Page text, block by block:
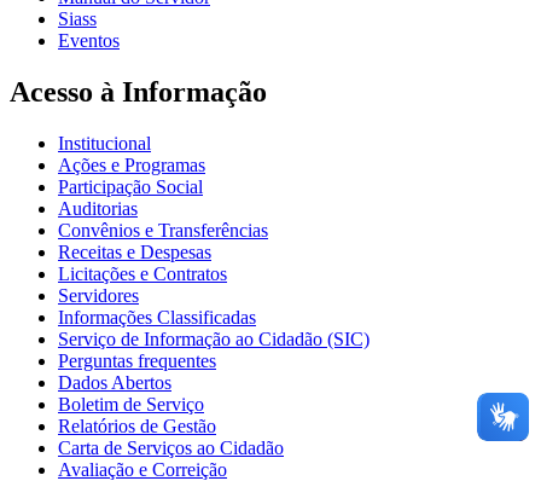
Siass
Eventos
Acesso à Informação
Institucional
Ações e Programas
Participação Social
Auditorias
Convênios e Transferências
Receitas e Despesas
Licitações e Contratos
Servidores
Informações Classificadas
Serviço de Informação ao Cidadão (SIC)
Perguntas frequentes
Dados Abertos
Boletim de Serviço
Relatórios de Gestão
Carta de Serviços ao Cidadão
Avaliação e Correição